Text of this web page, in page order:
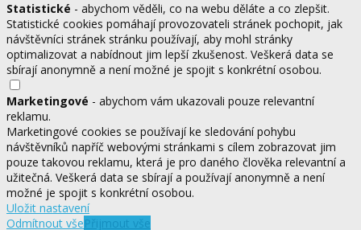
Statistické - abychom věděli, co na webu děláte a co zlepšit.
Statistické cookies pomáhají provozovateli stránek pochopit, jak
návštěvníci stránek stránku používají, aby mohl stránky
optimalizovat a nabídnout jim lepší zkušenost. Veškerá data se
sbírají anonymně a není možné je spojit s konkrétní osobou.
Marketingové - abychom vám ukazovali pouze relevantní
reklamu.
Marketingové cookies se používají ke sledování pohybu
návštěvníků napříč webovými stránkami s cílem zobrazovat jim
pouze takovou reklamu, která je pro daného člověka relevantní a
užitečná. Veškerá data se sbírají a používají anonymně a není
možné je spojit s konkrétní osobou.
Uložit nastavení
Odmítnout všePřijmout vše